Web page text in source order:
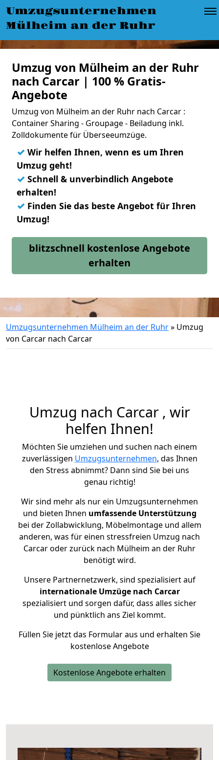
Umzugsunternehmen
Mülheim an der Ruhr
Umzug von Mülheim an der Ruhr
nach Carcar | 100 % Gratis-
Angebote
Umzug von Mülheim an der Ruhr nach Carcar :
Container Sharing - Groupage - Beiladung inkl.
Zolldokumente für Überseeumzüge.
✓ Wir helfen Ihnen, wenn es um Ihren
Umzug geht!
✓ Schnell & unverbindlich Angebote
erhalten!
✓ Finden Sie das beste Angebot für Ihren
Umzug!
blitzschnell kostenlose Angebote
erhalten
Umzugsunternehmen Mülheim an der Ruhr» Umzug
von Carcar nach Carcar
Umzug nach Carcar , wir
helfen Ihnen!
Möchten Sie umziehen und suchen nach einem
zuverlässigen Umzugsunternehmen, das Ihnen
den Stress abnimmt? Dann sind Sie bei uns
genau richtig!
Wir sind mehr als nur ein Umzugsunternehmen
und bieten Ihnen umfassende Unterstützung
bei der Zollabwicklung, Möbelmontage und allem
anderen, was für einen stressfreien Umzug nach
Carcar oder zurück nach Mülheim an der Ruhr
benötigt wird.
Unsere Partnernetzwerk, sind spezialisiert auf
internationale Umzüge nach Carcar
spezialisiert und sorgen dafür, dass alles sicher
und pünktlich ans Ziel kommt.
Füllen Sie jetzt das Formular aus und erhalten Sie
kostenlose Angebote
Kostenlose Angebote erhalten